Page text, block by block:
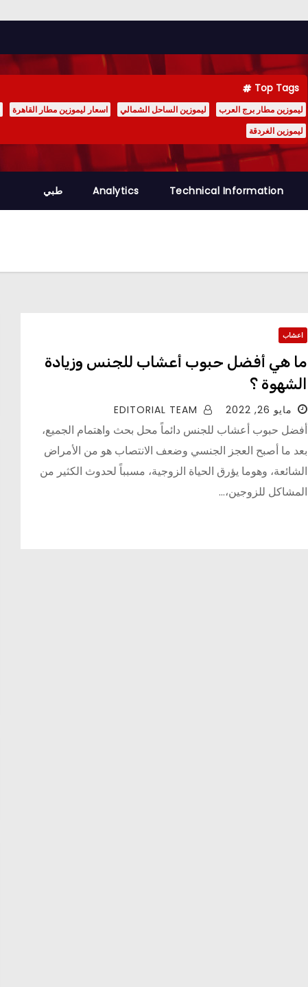
Top Tags
ليموزين مطار برج العرب ليموزين الساحل الشمالي اسعار ليموزين مطار القاهرة
ليموزين الغردقة
Technical Information
Analytics طبي
اعشاب
ما هي أفضل حبوب أعشاب للجنس وزيادة
الشهوة ؟
مايو 26, 2022
أفضل حبوب أعشاب للجنس دائماً محل بحث واهتمام الجميع،
بعد ما أصبح العجز الجنسي وضعف الانتصاب هو من الأمراض
الشائعة، وهوما يؤرق الحياة الزوجية، مسبباً لحدوث الكثير من
المشاكل للزوجين،…